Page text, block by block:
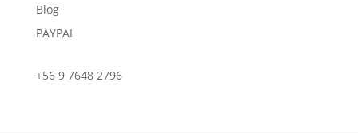
Blog
PAYPAL
+56 9 7648 2796